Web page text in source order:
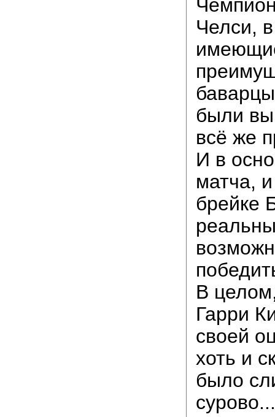
Челси,
были
всё же
И в
матча,
брейке
В
Гарри
своей
хоть и
было
сурово...